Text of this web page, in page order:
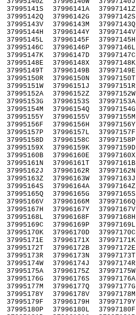
37995141S
37995142Q
37995143V
37995144H
37995145L
37995146C
37995147K
37995148E
37995149T
37995150R
37995151W
37995152A
37995153G
37995154M
37995155Y
37995156F
37995157P
37995158D
37995159X
37995160B
37995161N
37995162J
37995163Z
37995164S
37995165Q
37995166V
37995167H
37995168L
37995169C
37995170K
37995171E
37995172T
37995173R
37995174W
37995175A
37995176G
37995177M
37995178Y
37995179F
37995180P
37996141A
37996142G
37996143M
37996144Y
37996145F
37996146P
37996147D
37996148X
37996149B
37996150N
37996151J
37996152Z
37996153S
37996154Q
37996155V
37996156H
37996157L
37996158C
37996159K
37996160E
37996161T
37996162R
37996163W
37996164A
37996165G
37996166M
37996167Y
37996168F
37996169P
37996170D
37996171X
37996172B
37996173N
37996174J
37996175Z
37996176S
37996177Q
37996178V
37996179H
37996180L
37997141Z
37997142S
37997143Q
37997144V
37997145H
37997146L
37997147C
37997148K
37997149E
37997150T
37997151R
37997152W
37997153A
37997154G
37997155M
37997156Y
37997157F
37997158P
37997159D
37997160X
37997161B
37997162N
37997163J
37997164Z
37997165S
37997166Q
37997167V
37997168H
37997169L
37997170C
37997171K
37997172E
37997173T
37997174R
37997175W
37997176A
37997177G
37997178M
37997179Y
37997180F